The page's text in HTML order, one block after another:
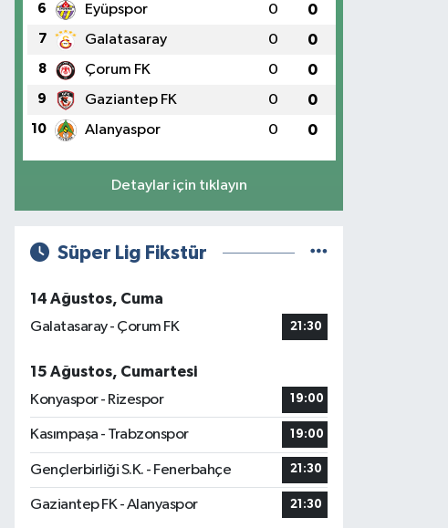
6 Eyüpspor 0 0
7 Galatasaray 0 0
8 Çorum FK 0 0
9 Gaziantep FK 0 0
10 Alanyaspor 0 0
Detaylar için tıklayın
Süper Lig Fikstür
14 Ağustos, Cuma
Galatasaray - Çorum FK
21:30
15 Ağustos, Cumartesi
Konyaspor - Rizespor
19:00
Kasımpaşa - Trabzonspor 19:00
Gençlerbirliği S.K. - Fenerbahçe 21:30
Gaziantep FK - Alanyaspor 21:30